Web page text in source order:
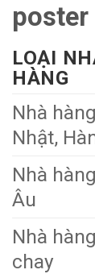
poster
LOẠI
HÀNG
Nhà hàng
Nhật,
Nhà hàng
Âu
Nhà hàng
chay